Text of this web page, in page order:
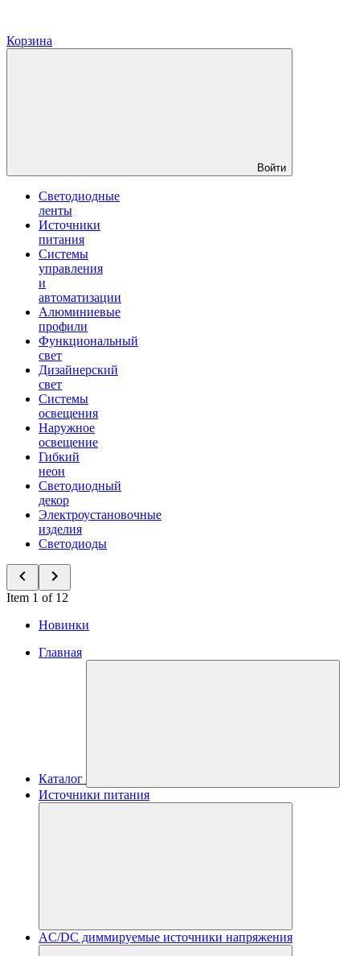
Корзина
Войти
Светодиодные
ленты
Источники
питания
Системы
управления
и
автоматизации
Алюминиевые
профили
Функциональный
свет
Дизайнерский
свет
Системы
освещения
Наружное
освещение
Гибкий
неон
Светодиодный
декор
Электроустановочные
изделия
Светодиоды
Item 1 of 12
Новинки
Главная
Каталог
Источники питания
AC/DC диммируемые источники напряжения